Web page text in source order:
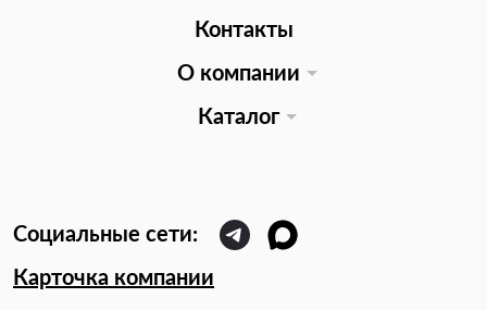
Контакты
О компании
Каталог
Карточка компании